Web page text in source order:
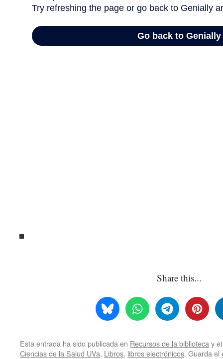
Share this...
Esta entrada ha sido publicada en Recursos de la biblioteca y
Ciencias de la Salud UVa, Libros, libros electrónicos. Guarda el